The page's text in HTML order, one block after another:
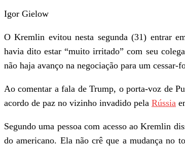
Igor Gielow
O Kremlin evitou nesta segunda (31) entrar
havia dito estar “muito irritado” com seu colega
não haja avanço na negociação para um cessar-
Ao comentar a fala de Trump, o porta-voz de
acordo de paz no vizinho invadido pela Rússia
Segundo uma pessoa com acesso ao Kremlin
do americano. Ela não crê que a mudança no